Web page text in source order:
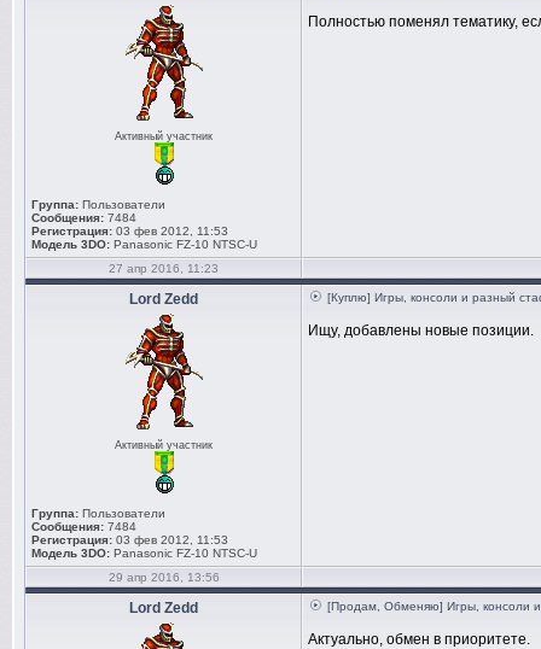
Активный участник
Группа: Пользователи
Сообщения: 7484
Регистрация: 03 фев 2012, 11:53
Модель 3DO: Panasonic FZ-10 NTSC-U
Полностью поменял тематику,
27 апр 2016, 11:23
Lord Zedd
Активный участник
Группа: Пользователи
Сообщения: 7484
Регистрация: 03 фев 2012, 11:53
Модель 3DO: Panasonic FZ-10 NTSC-U
[Куплю] Игры, консоли и разный
Ищу, добавлены новые позиции.
29 апр 2016, 13:56
Lord Zedd [Продам, Обменяю] Игры, консоли
Актуально, обмен в приоритете.